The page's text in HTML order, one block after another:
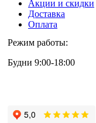
Акции и скидки
Доставка
Оплата
Режим работы:
Будни 9:00-18:00